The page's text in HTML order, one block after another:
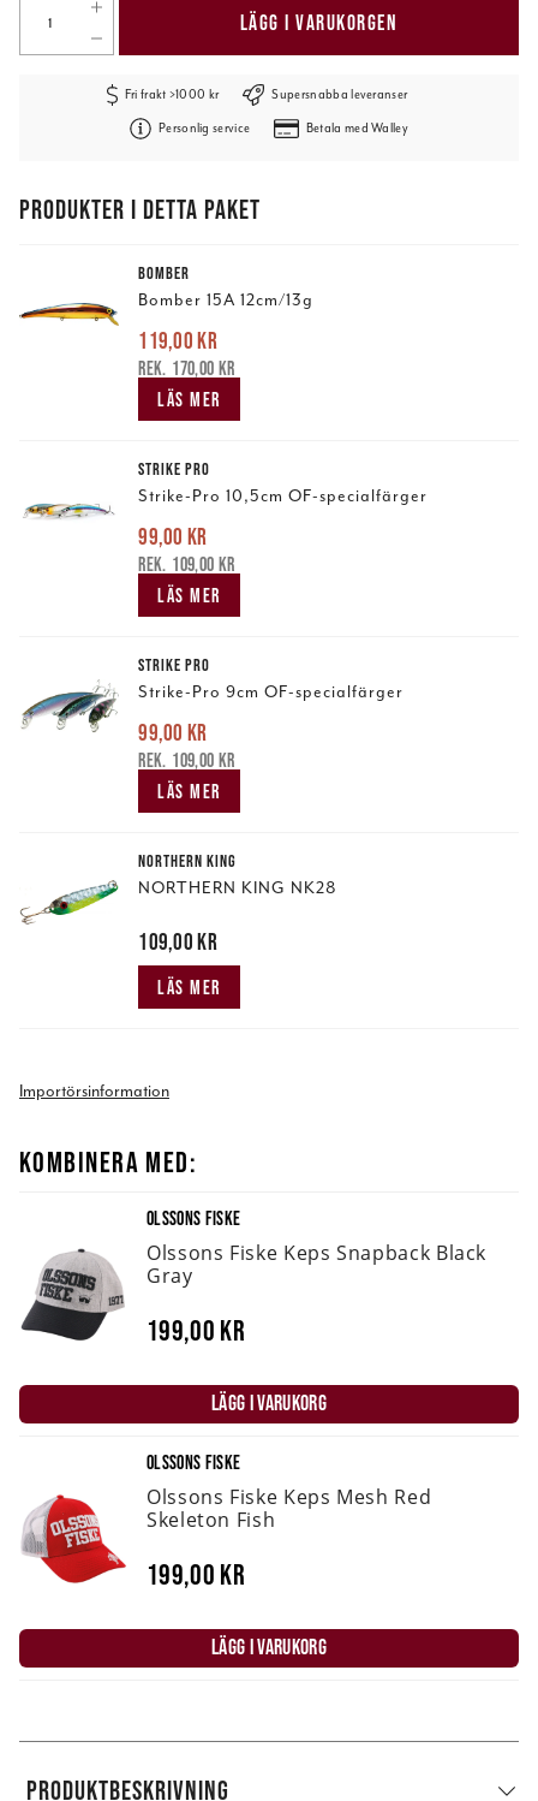
LÄGG I VARUKORGEN
Fri frakt >1000 kr Supersnabba leveranser
Personlig service Betala med Walley
PRODUKTER I DETTA PAKET
BOMBER
Bomber 15A 12cm/13g
Nuvarande pris
170,00 kr
119,00 kr
170,00 kr
LÄS MER
STRIKE PRO
Strike-Pro 10,5cm OF-specialfärger
Nuvarande pris
109,00 kr
99,00 kr
109,00 kr
LÄS MER
STRIKE PRO
Strike-Pro 9cm OF-specialfärger
Nuvarande pris
109,00 kr
99,00 kr
109,00 kr
LÄS MER
NORTHERN KING
NORTHERN KING NK28
Pris:109,00 kr
109,00 kr
LÄS MER
Importörsinformation
KOMBINERA MED:
OLSSONS FISKE
Olssons Fiske Keps Snapback Black
Gray
199,00 kr
LÄGG I VARUKORG
OLSSONS FISKE
Olssons Fiske Keps Mesh Red
Skeleton Fish
199,00 kr
LÄGG I VARUKORG
PRODUKTBESKRIVNING